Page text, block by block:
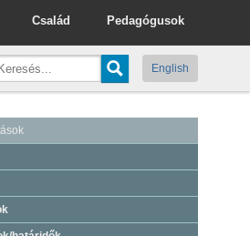
Pedagógusok
Család
English